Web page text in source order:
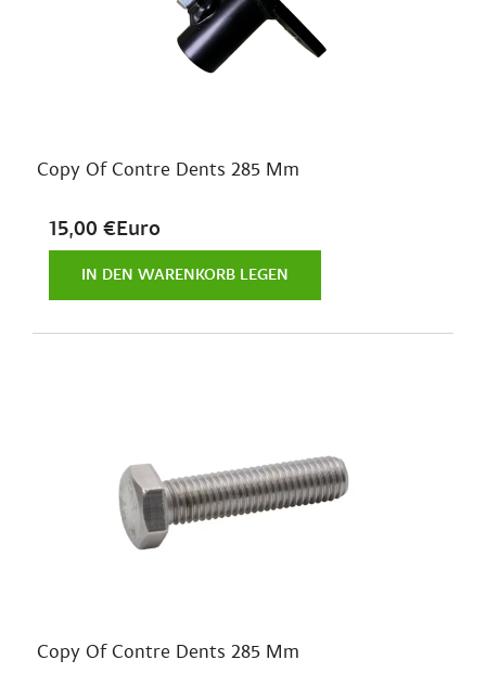
Copy Of Contre Dents 285 Mm
15,00 €Euro
IN DEN WARENKORB LEGEN
Copy Of Contre Dents 285 Mm